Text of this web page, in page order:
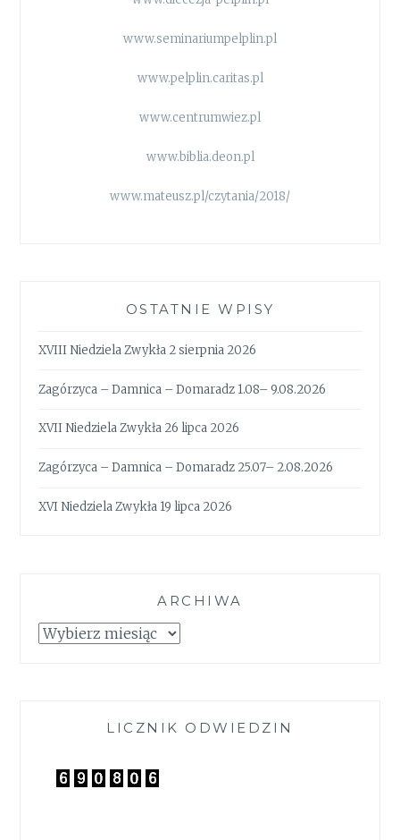
www.seminariumpelplin.pl
www.pelplin.caritas.pl
www.centrumwiez.pl
www.biblia.deon.pl
www.mateusz.pl/czytania/2018/
OSTATNIE WPISY
XVIII Niedziela Zwykła 2 sierpnia 2026
Zagórzyca – Damnica – Domaradz 1.08– 9.08.2026
XVII Niedziela Zwykła 26 lipca 2026
Zagórzyca – Damnica – Domaradz 25.07– 2.08.2026
XVI Niedziela Zwykła 19 lipca 2026
ARCHIWA
Archiwa
LICZNIK ODWIEDZIN